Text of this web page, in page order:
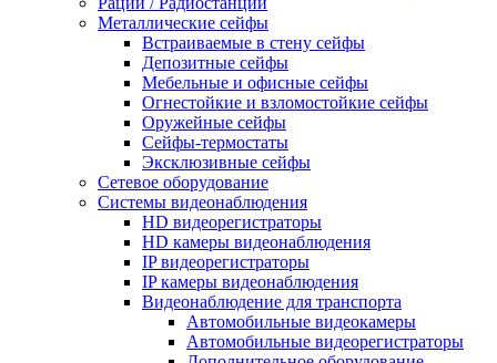
Металлические сейфы
Встраиваемые в стену сейфы
Депозитные сейфы
Мебельные и офисные сейфы
Огнестойкие и взломостойкие сейфы
Оружейные сейфы
Сейфы-термостаты
Эксклюзивные сейфы
Сетевое оборудование
Системы видеонаблюдения
HD видеорегистраторы
HD камеры видеонаблюдения
IP видеорегистраторы
IP камеры видеонаблюдения
Видеонаблюдение для транспорта
Автомобильные видеокамеры
Автомобильные видеорегистраторы